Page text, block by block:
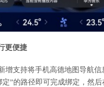
更便捷
增支持将手机高德地图导航
”的路径即可完成绑定，然